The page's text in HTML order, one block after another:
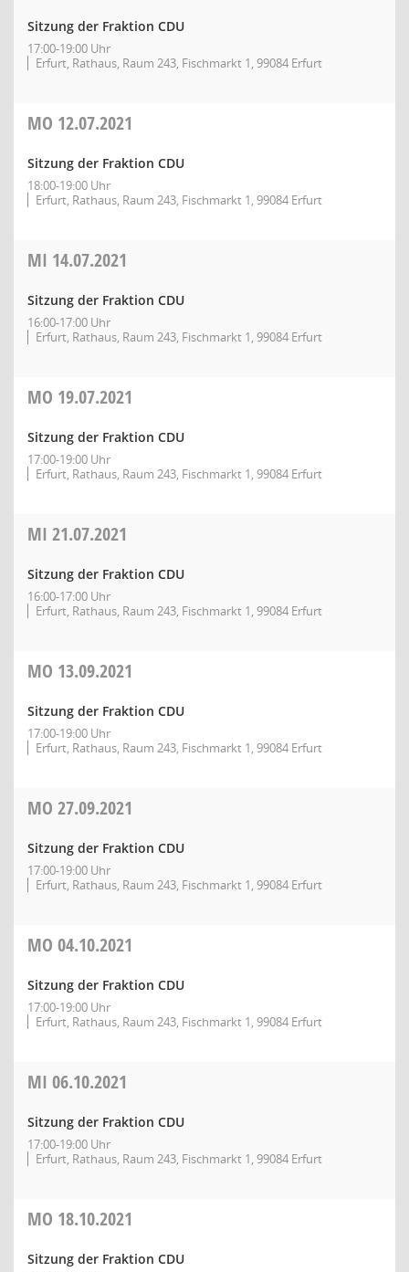
Sitzung der Fraktion CDU
17:00-19:00 Uhr
Erfurt, Rathaus, Raum 243, Fischmarkt 1, 99084 Erfurt
MO 12.07.2021
Sitzung der Fraktion CDU
18:00-19:00 Uhr
Erfurt, Rathaus, Raum 243, Fischmarkt 1, 99084 Erfurt
MI 14.07.2021
Sitzung der Fraktion CDU
16:00-17:00 Uhr
Erfurt, Rathaus, Raum 243, Fischmarkt 1, 99084 Erfurt
MO 19.07.2021
Sitzung der Fraktion CDU
17:00-19:00 Uhr
Erfurt, Rathaus, Raum 243, Fischmarkt 1, 99084 Erfurt
MI 21.07.2021
Sitzung der Fraktion CDU
16:00-17:00 Uhr
Erfurt, Rathaus, Raum 243, Fischmarkt 1, 99084 Erfurt
MO 13.09.2021
Sitzung der Fraktion CDU
17:00-19:00 Uhr
Erfurt, Rathaus, Raum 243, Fischmarkt 1, 99084 Erfurt
MO 27.09.2021
Sitzung der Fraktion CDU
17:00-19:00 Uhr
Erfurt, Rathaus, Raum 243, Fischmarkt 1, 99084 Erfurt
MO 04.10.2021
Sitzung der Fraktion CDU
17:00-19:00 Uhr
Erfurt, Rathaus, Raum 243, Fischmarkt 1, 99084 Erfurt
MI 06.10.2021
Sitzung der Fraktion CDU
17:00-19:00 Uhr
Erfurt, Rathaus, Raum 243, Fischmarkt 1, 99084 Erfurt
MO 18.10.2021
Sitzung der Fraktion CDU